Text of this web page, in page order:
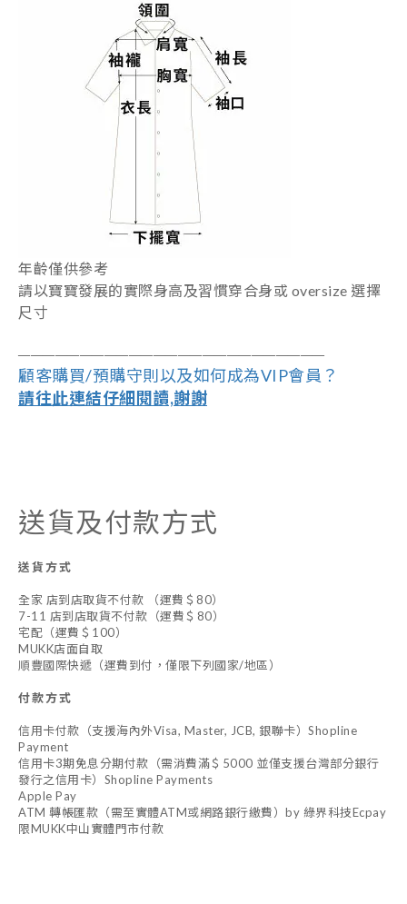
年齡僅供參考
請以寶寶發展的實際身高及習慣穿合身或 oversize 選擇
尺寸
―――――――――――――――――――――――――
顧客購買/預購守則以及如何成為VIP會員？
請往此連結仔細閱讀,謝謝
送貨及付款方式
送貨方式
全家 店到店取貨不付款 （運費＄80）
7-11 店到店取貨不付款（運費＄80）
宅配（運費＄100）
MUKK店面自取
順豐國際快遞（運費到付，僅限下列國家/地區）
付款方式
信用卡付款（支援海內外Visa, Master, JCB, 銀聯卡）Shopline
Payment
信用卡3期免息分期付款（需消費滿＄5000 並僅支援台灣部分銀行
發行之信用卡）Shopline Payments
Apple Pay
ATM 轉帳匯款（需至實體ATM或網路銀行繳費）by 綠界科技Ecpay
限MUKK中山實體門市付款